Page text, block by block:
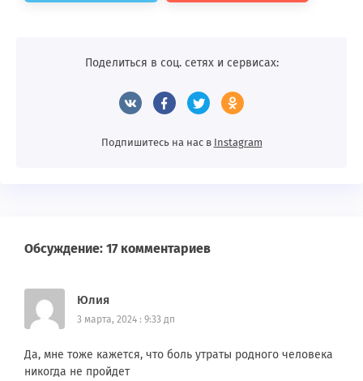
Поделиться в соц. сетях и сервисах:
Подпишитесь на нас в Instagram
Обсуждение: 17 комментариев
Юлия
3 марта, 2024 : 9:33 дп
Да, мне тоже кажется, что боль утраты родного человека
никогда не пройдет